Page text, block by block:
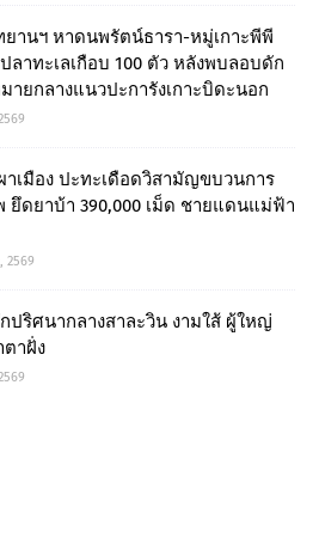
ยานฯ หาดนพรัตน์ธารา-หมู่เกาะพีพี
ลาทะเลเกือบ 100 ตัว หลังพบลอบดัก
ายกลางแนวปะการังเกาะบิดะนอก
าเมือง ปะทะเดือดวิสามัญขบวนการ
ยึดยาบ้า 390,000 เม็ด ชายแดนแม่ฟ้า
2569
ปริศนากลางสาละวิน งามใส้ ผู้ใหญ่
าฝั่ง